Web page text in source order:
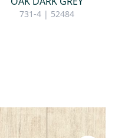
731-4 | 52484